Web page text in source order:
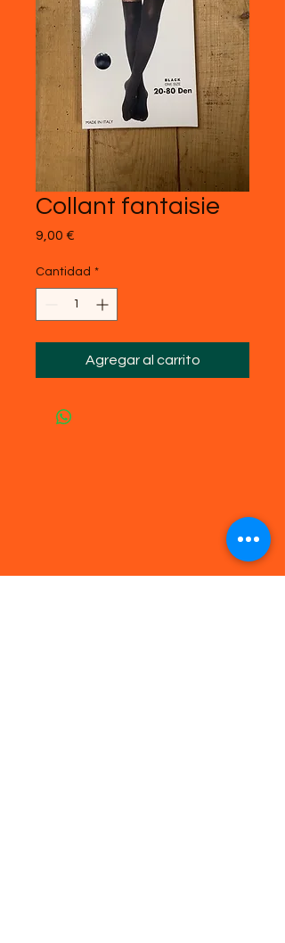
Collant fantaisie
9,00 €
Cantidad *
Agregar al carrito